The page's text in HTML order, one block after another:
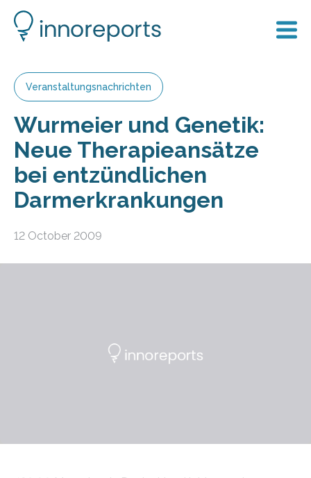
Veranstaltungsnachrichten
Wurmeier und Genetik:
Neue Therapieansätze
bei entzündlichen
Darmerkrankungen
12 October 2009